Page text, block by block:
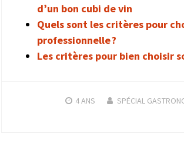
d’un bon cubi de vin
Quels sont les critères pour
professionnelle ?
Les critères pour bien choisir
4 ANS SPÉCIAL